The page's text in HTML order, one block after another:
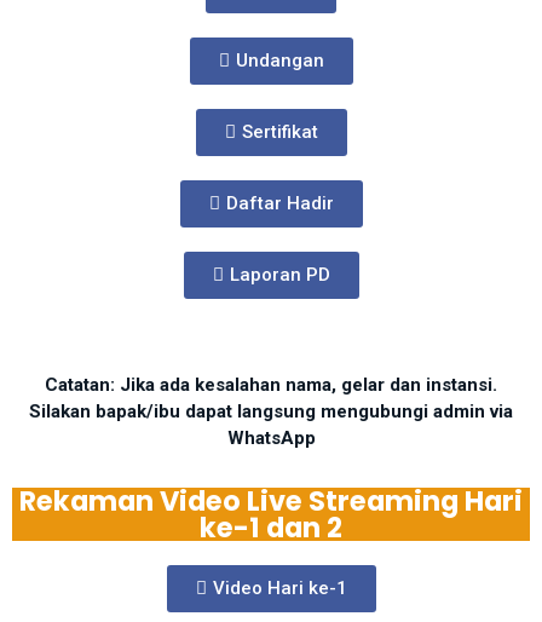
Undangan
Sertifikat
Daftar Hadir
Laporan PD
Catatan: Jika ada kesalahan nama, gelar dan instansi.
Silakan bapak/ibu dapat langsung mengubungi admin via
WhatsApp
Rekaman Video Live Streaming Hari
ke-1 dan 2
Video Hari ke-1